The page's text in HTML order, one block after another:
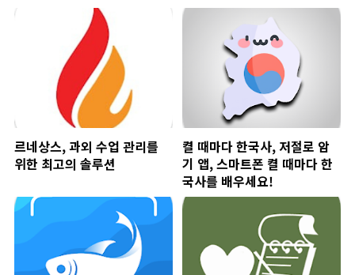
르네상스, 과외 수업 관리를
위한 최고의 솔루션
켤 때마다 한국사, 저절로 암
기 앱, 스마트폰 켤 때마다 한
국사를 배우세요!